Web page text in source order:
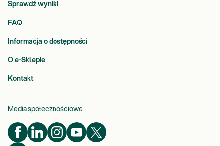
Sprawdź wyniki
FAQ
Informacja o dostępności
O e-Sklepie
Kontakt
Media społecznościowe